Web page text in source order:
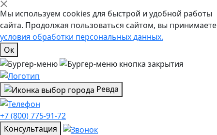
Мы используем cookies для быстрой и удобной работы
сайта. Продолжая пользоваться сайтом, вы принимаете
условия обработки персональных данных.
Ок
Ревда
+7 (800) 775-91-72
Консультация